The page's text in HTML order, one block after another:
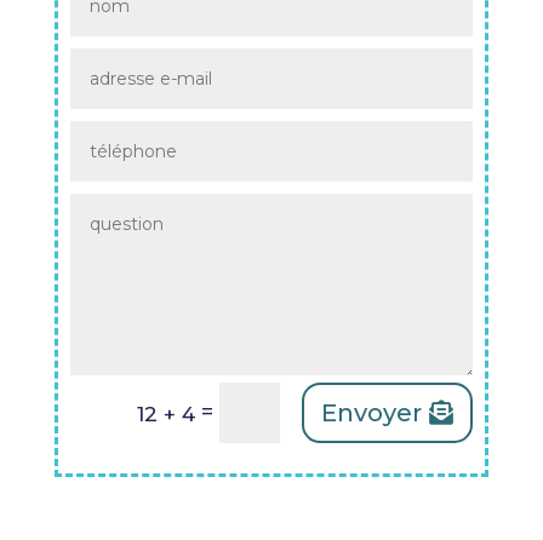
12 + 4 = Envoyer